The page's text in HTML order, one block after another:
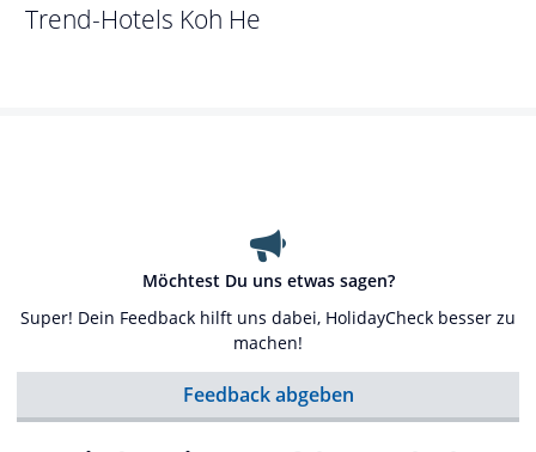
Trend-Hotels Koh He
Möchtest Du uns etwas sagen?
Super! Dein Feedback hilft uns dabei, HolidayCheck besser zu
machen!
Feedback abgeben